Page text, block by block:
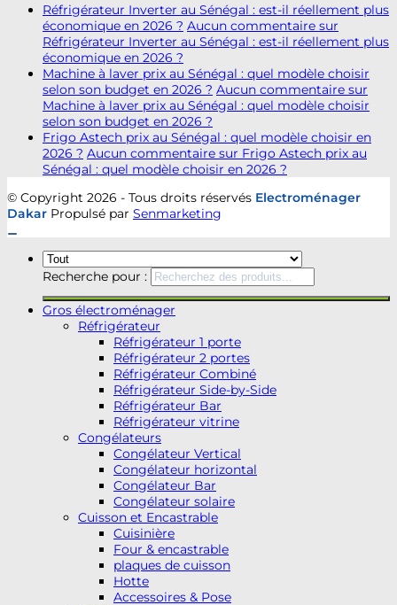
Réfrigérateur Inverter au Sénégal : est-il réellement plus
économique en 2026 ? Aucun commentaire sur
Réfrigérateur Inverter au Sénégal : est-il réellement plus
économique en 2026 ?
Machine à laver prix au Sénégal : quel modèle choisir
selon son budget en 2026 ? Aucun commentaire sur
Machine à laver prix au Sénégal : quel modèle choisir
selon son budget en 2026 ?
Frigo Astech prix au Sénégal : quel modèle choisir en
2026 ? Aucun commentaire sur Frigo Astech prix au
Sénégal : quel modèle choisir en 2026 ?
© Copyright 2026 - Tous droits réservés Electroménager
Dakar Propulsé par Senmarketing
Recherche pour :
Gros électroménager
Réfrigérateur
Réfrigérateur 1 porte
Réfrigérateur 2 portes
Réfrigérateur Combiné
Réfrigérateur Side-by-Side
Réfrigérateur Bar
Réfrigérateur vitrine
Congélateurs
Congélateur Vertical
Congélateur horizontal
Congélateur Bar
Congélateur solaire
Cuisson et Encastrable
Cuisinière
Four & encastrable
plaques de cuisson
Hotte
Accessoires & Pose